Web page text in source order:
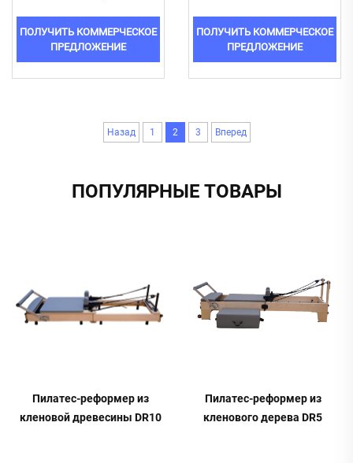
ПОЛУЧИТЬ КОММЕРЧЕСКОЕ
ПРЕДЛОЖЕНИЕ
ПОЛУЧИТЬ КОММЕРЧЕСКОЕ
ПРЕДЛОЖЕНИЕ
Назад 1 2 3 Вперед
ПОПУЛЯРНЫЕ ТОВАРЫ
Пилатес-реформер из
кленовой древесины DR10
Пилатес-реформер из
кленового дерева DR5